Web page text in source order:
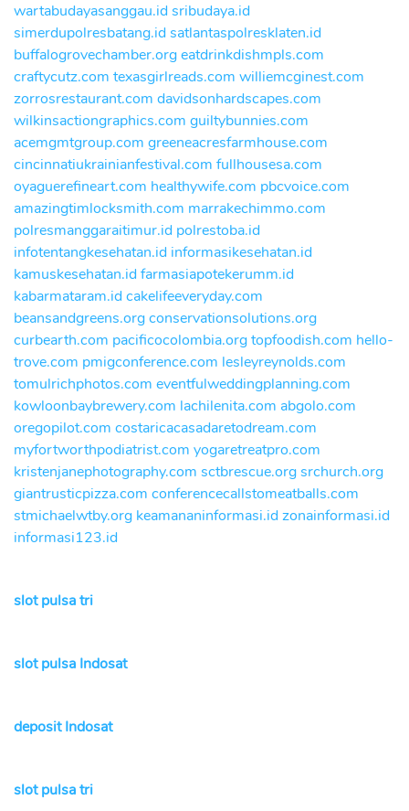
wartabudayasanggau.idsribudaya.id
simerdupolresbatang.idsatlantaspolresklaten.id
buffalogrovechamber.orgeatdrinkdishmpls.com
craftycutz.com texasgirlreads.com williemcginest.com
zorrosrestaurant.com davidsonhardscapes.com
wilkinsactiongraphics.com guiltybunnies.com
acemgmtgroup.com greeneacresfarmhouse.com
cincinnatiukrainianfestival.com fullhousesa.com
oyaguerefineart.com healthywife.com pbcvoice.com
amazingtimlocksmith.com marrakechimmo.com
polresmanggaraitimur.id polrestoba.id
infotentangkesehatan.id informasikesehatan.id
kamuskesehatan.idfarmasiapotekerumm.id
kabarmataram.idcakelifeeveryday.com
beansandgreens.orgconservationsolutions.org
curbearth.com pacificocolombia.orgtopfoodish.com hello-
trove.com pmigconference.com lesleyreynolds.com
tomulrichphotos.com eventfulweddingplanning.com
kowloonbaybrewery.com lachilenita.com abgolo.com
oregopilot.com costaricacasadaretodream.com
myfortworthpodiatrist.com yogaretreatpro.com
kristenjanephotography.com sctbrescue.orgsrchurch.org
giantrusticpizza.com conferencecallstomeatballs.com
stmichaelwtby.org keamananinformasi.idzonainformasi.id
informasi123.id
slot pulsa tri
slot pulsa Indosat
deposit Indosat
slot pulsa tri